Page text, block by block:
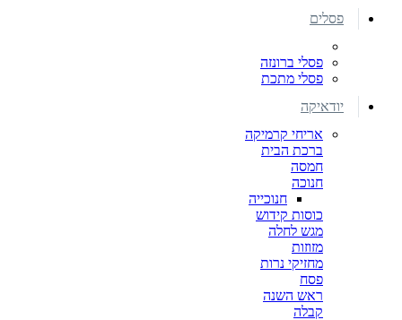
פסלים
פסלי ברונזה
פסלי מתכת
יודאיקה
אריחי קרמיקה
ברכת הבית
חמסה
חנוכה
חנוכייה
כוסות קידוש
מגש לחלה
מזוזות
מחזיקי נרות
פסח
ראש השנה
קבלה